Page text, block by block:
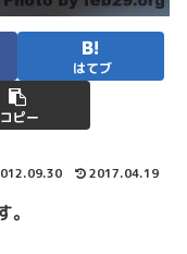
はてブ
コピー
2017.04.19